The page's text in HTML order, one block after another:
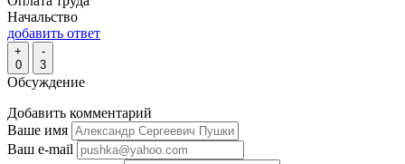
Начальство
добавить ответ
+
0
-
3
Обсуждение
Добавить комментарий
Ваше имя
Ваш e-mail